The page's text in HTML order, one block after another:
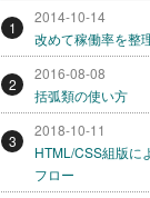
1
2014-10-14
改めて稼働率を整
2
2016-08-08
括弧類の使い方
3
2018-10-11
HTML/CSS組版に
フロー